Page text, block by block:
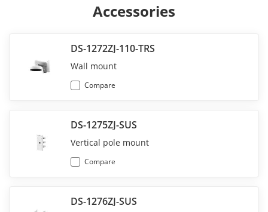
Accessories
DS-1272ZJ-110-TRS
Wall mount
Compare
DS-1275ZJ-SUS
Vertical pole mount
Compare
DS-1276ZJ-SUS